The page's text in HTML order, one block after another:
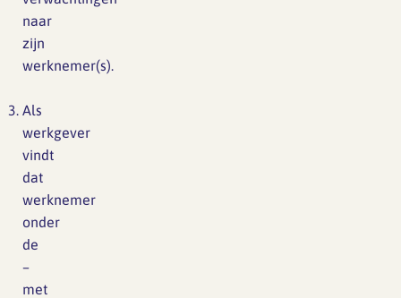
naar
zijn
werknemer(s).
Als
werkgever
vindt
dat
werknemer
onder
de
–
met